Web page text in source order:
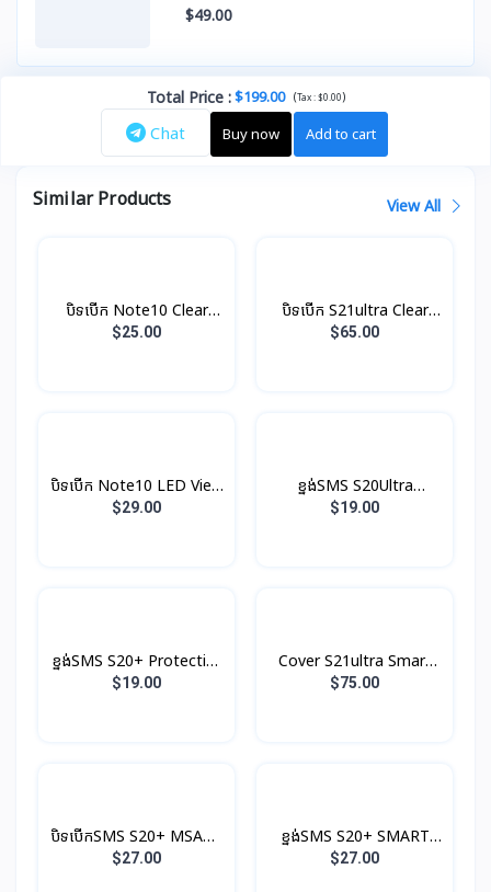
$49.00
Total Price:$199.00 (Tax :$0.00)
Chat Buy now Add to cart
Similar Products View All
បិទបើក Note10 Clear
View Original
$25.00
បិទបើក S21ultra Clear
View Original
$65.00
បិទបើក Note10 LED View
Original
$29.00
ខ្នង់SMS S20Ultra
Protective Original
$19.00
ខ្នង់SMS S20+ Protective
Original
$19.00
Cover S21ultra Smart
Clear View With S-Pen
$75.00
បិទបើកSMS S20+ MSART
Clear View Original
$27.00
ខ្នង់SMS S20+ SMART
LED Original
$27.00